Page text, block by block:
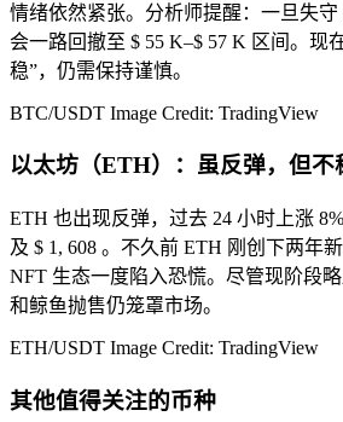
情绪依然紧张。分析师提醒：一旦失守
会一路回撤至 $ 55 K–$ 57 K 区间。现
稳”，仍需保持谨慎。
BTC/USDT Image Credit: TradingView
以太坊（ETH）：虽反弹，但不
ETH 也出现反弹，过去 24 小时上涨
及 $ 1, 608 。不久前 ETH 刚创下两年
NFT 生态一度陷入恐慌。尽管现阶段
和鲸鱼抛售仍笼罩市场。
ETH/USDT Image Credit: TradingView
其他值得关注的币种